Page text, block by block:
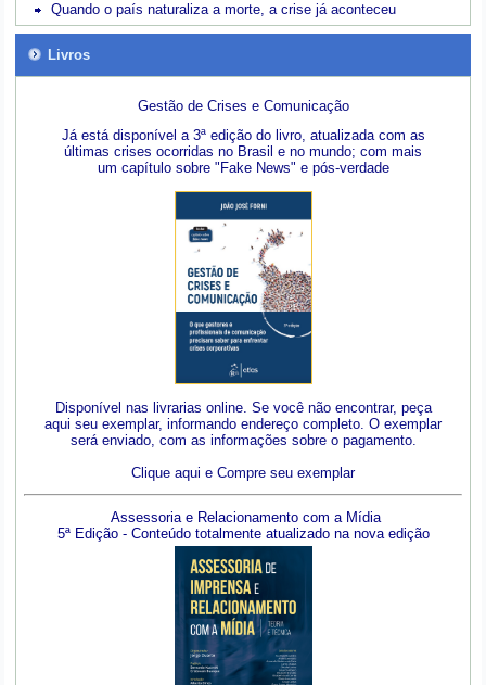
Quando o país naturaliza a morte, a crise já aconteceu
Livros
Gestão de Crises e Comunicação
Já está disponível a 3ª edição do livro, atualizada com as
últimas crises ocorridas no Brasil e no mundo; com mais
um capítulo sobre "Fake News" e pós-verdade
Disponível nas livrarias online. Se você não encontrar, peça
aqui seu exemplar, informando endereço completo. O exemplar
será enviado, com as informações sobre o pagamento.
Clique aqui e Compre seu exemplar
Assessoria e Relacionamento com a Mídia
5ª Edição - Conteúdo totalmente atualizado na nova edição